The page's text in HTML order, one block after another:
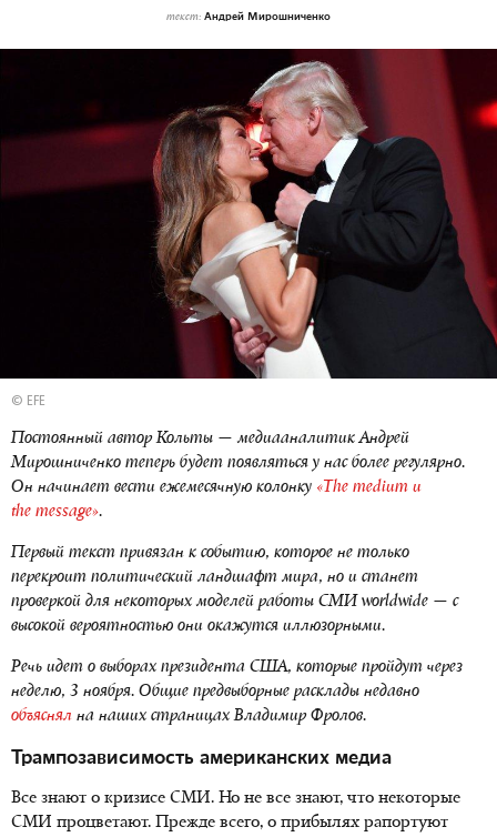
текст: Андрей Мирошниченко
© EFE
Постоянный автор Кольты — медиааналитик Андрей
Мирошниченко теперь будет появляться у нас более регулярно.
Он начинает вести ежемесячную колонку «The medium и
the message».
Первый текст привязан к событию, которое не только
перекроит политический ландшафт мира, но и станет
проверкой для некоторых моделей работы СМИ worldwide — с
высокой вероятностью они окажутся иллюзорными.
Речь идет о выборах президента США, которые пройдут через
неделю, 3 ноября. Общие предвыборные расклады недавно
объяснял на наших страницах Владимир Фролов.
Трампозависимость американских медиа
Все знают о кризисе СМИ. Но не все знают, что некоторые
СМИ процветают. Прежде всего, о прибылях рапортуют